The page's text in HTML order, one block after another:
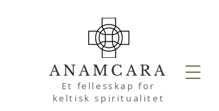
ANAMCARA
Et fellesskap for
keltisk spiritualitet